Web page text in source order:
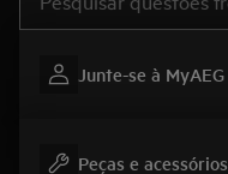
Junte-se à MyAEG
Peças e acessórios